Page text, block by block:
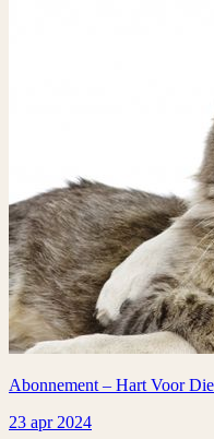
Abonnement – Hart Voor
23 apr 2024